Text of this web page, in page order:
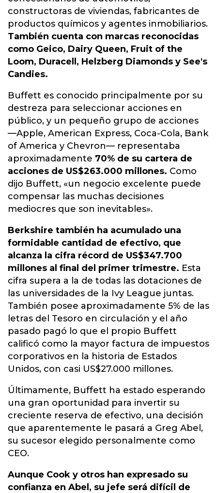
constructoras de viviendas, fabricantes de
productos químicos y agentes inmobiliarios.
También cuenta con marcas reconocidas
como Geico, Dairy Queen, Fruit of the
Loom, Duracell, Helzberg Diamonds y See's
Candies.
Buffett es conocido principalmente por su
destreza para seleccionar acciones en
público, y un pequeño grupo de acciones
—Apple, American Express, Coca-Cola, Bank
of America y Chevron— representaba
aproximadamente 70% de su cartera de
acciones de US$263.000 millones. Como
dijo Buffett, «un negocio excelente puede
compensar las muchas decisiones
mediocres que son inevitables».
Berkshire también ha acumulado una
formidable cantidad de efectivo, que
alcanza la cifra récord de US$347.700
millones al final del primer trimestre. Esta
cifra supera a la de todas las dotaciones de
las universidades de la Ivy League juntas.
También posee aproximadamente 5% de las
letras del Tesoro en circulación y el año
pasado pagó lo que el propio Buffett
calificó como la mayor factura de impuestos
corporativos en la historia de Estados
Unidos, con casi US$27.000 millones.
Últimamente, Buffett ha estado esperando
una gran oportunidad para invertir su
creciente reserva de efectivo, una decisión
que aparentemente le pasará a Greg Abel,
su sucesor elegido personalmente como
CEO.
Aunque Cook y otros han expresado su
confianza en Abel, su jefe será difícil de